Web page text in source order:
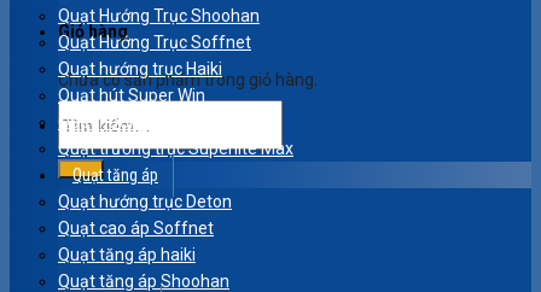
Giỏ hàng
Chưa có sản phẩm trong giỏ hàng.
Quạt Hướng Trục Shoohan
Quạt Hướng Trục Soffnet
Quạt hướng trục Haiki
Quạt hút Super Win
Quạt hướng trục Komasu
Quạt trướng trục Superlite Max
Quạt tăng áp
Quạt hướng trục Deton
Quạt cao áp Soffnet
Quạt tăng áp haiki
Quạt tăng áp Shoohan